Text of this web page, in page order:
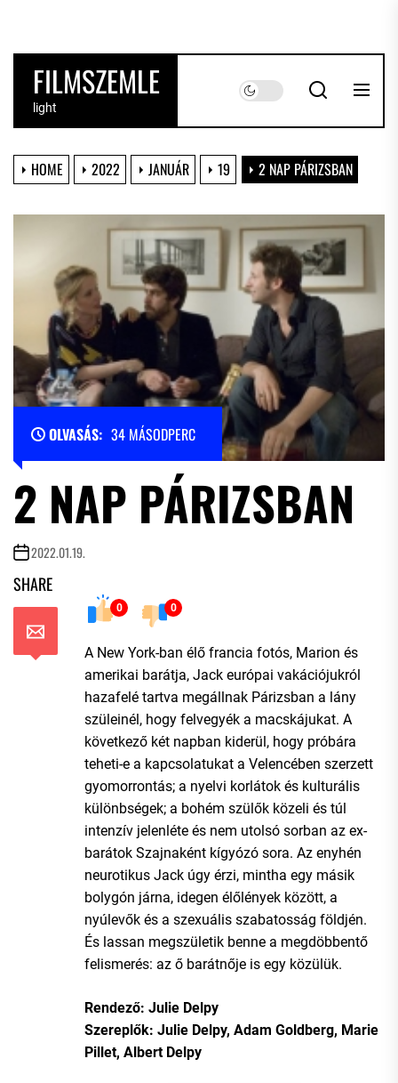
the
contentFILMSZEMLE
light
HOME 2022 JANUÁR 19 2 NAP PÁRIZSBAN
OLVASÁS: 34 MÁSODPERC
2 NAP PÁRIZSBAN
2022.01.19.
SHARE
0 0
A New York-ban élő francia fotós, Marion és
amerikai barátja, Jack európai vakációjukról
hazafelé tartva megállnak Párizsban a lány
szüleinél, hogy felvegyék a macskájukat. A
következő két napban kiderül, hogy próbára
teheti-e a kapcsolatukat a Velencében szerzett
gyomorrontás; a nyelvi korlátok és kulturális
különbségek; a bohém szülők közeli és túl
intenzív jelenléte és nem utolsó sorban az ex-
barátok Szajnaként kígyózó sora. Az enyhén
neurotikus Jack úgy érzi, mintha egy másik
bolygón járna, idegen élőlények között, a
nyúlevők és a szexuális szabatosság földjén.
És lassan megszületik benne a megdöbbentő
felismerés: az ő barátnője is egy közülük.
Rendező: Julie Delpy
Szereplők: Julie Delpy, Adam Goldberg, Marie
Pillet, Albert Delpy